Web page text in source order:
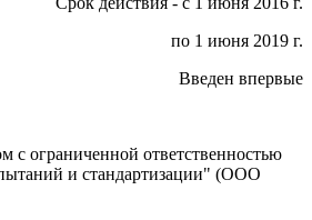
по 1 июня 2019 г.
Введен впервые
с ограниченной ответственностью
и стандартизации" (ООО